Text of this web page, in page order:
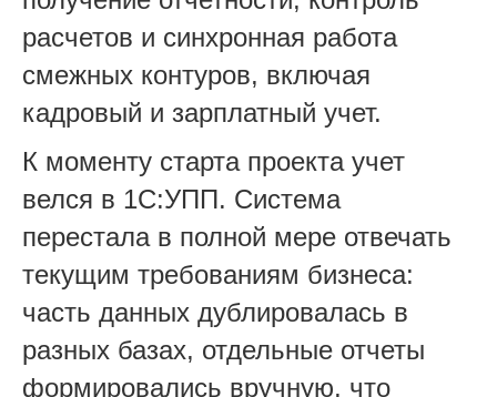
расчетов и синхронная работа
смежных контуров, включая
кадровый и зарплатный учет.
К моменту старта проекта учет
велся в 1С:УПП. Система
перестала в полной мере отвечать
текущим требованиям бизнеса:
часть данных дублировалась в
разных базах, отдельные отчеты
формировались вручную, что